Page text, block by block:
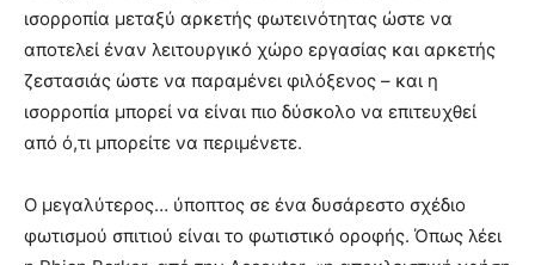
ισορροπία μεταξύ αρκετής φωτεινότητας ώστε να
αποτελεί έναν λειτουργικό χώρο εργασίας και αρκετής
ζεστασιάς ώστε να παραμένει φιλόξενος – και η
ισορροπία μπορεί να είναι πιο δύσκολο να επιτευχθεί
από ό,τι μπορείτε να περιμένετε.
Ο μεγαλύτερος… ύποπτος σε ένα δυσάρεστο σχέδιο
φωτισμού σπιτιού είναι το φωτιστικό οροφής. Όπως λέει